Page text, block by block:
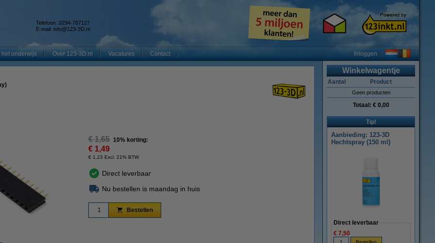
Telefoon: 0294-787127
E-mail: info@123-3D.nl
het onderwijs Over 123-3D.nl Vacatures Contact Inloggen
€ 1,65 10% korting:
€ 1,49
€ 1,23 Excl. 21% BTW
Direct leverbaar
Nu bestellen is maandag in huis
Bestellen
Winkelwagentje
Aantal Product
Geen producten
Totaal: € 0,00
Tip!
Aanbieding: 123-3D
Hechtspray (150 ml)
Direct leverbaar
€ 7,50